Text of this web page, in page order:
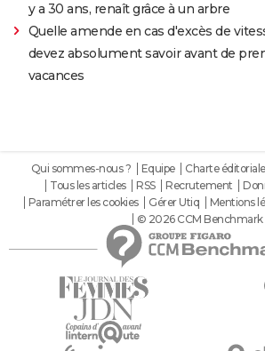
y a 30 ans, renaît grâce à un arbre
Quelle amende en cas d'excès de
devez absolument savoir avant de
vacances
Qui sommes-nous ? Equipe Charte éditoriale
Tous les articles
RSS Recrutement
Paramétrer les cookies
Gérer Utiq Mentions
© 2026 CCM Benchmark